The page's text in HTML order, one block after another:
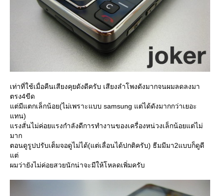
เท่าที่ใช้เมื่อคืนเสียงคุยดังดีครับ เสียงลำโพงดังมากจนผมลดลงมา
ตรง4ขีด
ต่มีแตกเล็กน้อย(ไม่เพราะแบบ samsung แต่ได้ดังมากกว่าเยอะ
ทน)
รงสั่นไม่ค่อยแรงกำลังดีการทำงานของเครื่องหน่วงเล็กน้อยแต่ไม่
มาก
ตอนดูรูปปรับเต็มจอดูไม่ได้(แต่เลื่อนได้ปกติครับ) ธีมมีมา2แบบก็ดูดี
ต่
ผมว่ายังไม่ค่อยสวยนักน่าจะมีให้โหลดเพิ่มครับ